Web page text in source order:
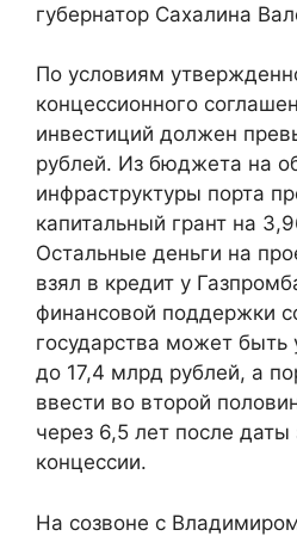
губернатор Сахалина
По условиям
концессионного
инвестиций должен
рублей. Из бюджета на
инфраструктуры порта
капитальный грант на
Остальные деньги на
взял в кредит у
финансовой поддержки
государства может быть
до 17,4 млрд рублей, а
ввести во второй
через 6,5 лет после
концессии.
На созвоне с